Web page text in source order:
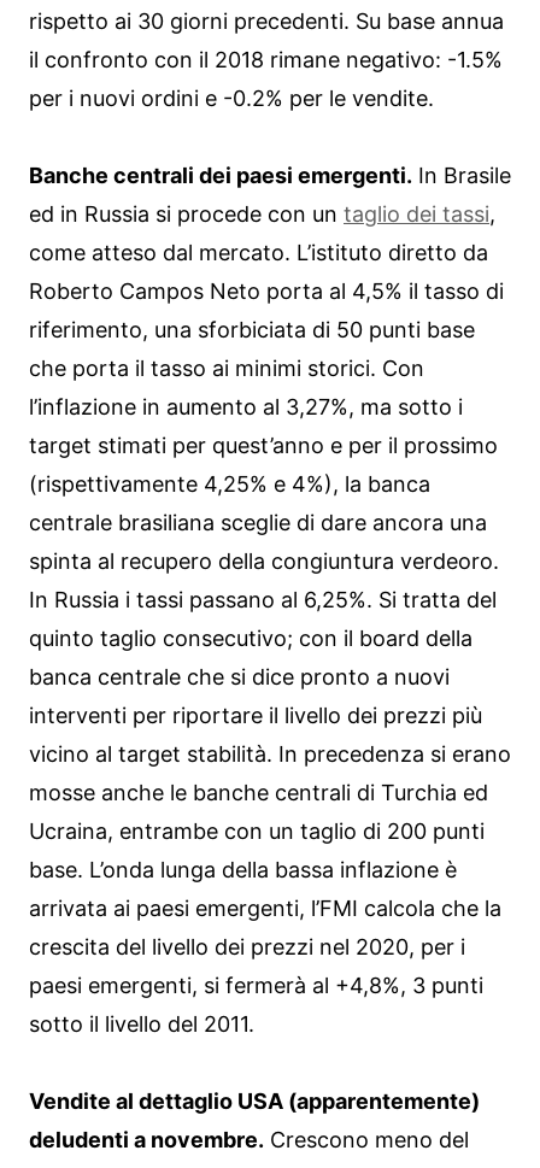
rispetto ai 30 giorni precedenti. Su base annua
il confronto con il 2018 rimane negativo: -1.5%
per i nuovi ordini e -0.2% per le vendite.
Banche centrali dei paesi emergenti. In Brasile
ed in Russia si procede con un taglio dei tassi,
come atteso dal mercato. L’istituto diretto da
Roberto Campos Neto porta al 4,5% il tasso di
riferimento, una sforbiciata di 50 punti base
che porta il tasso ai minimi storici. Con
l’inflazione in aumento al 3,27%, ma sotto i
target stimati per quest’anno e per il prossimo
(rispettivamente 4,25% e 4%), la banca
centrale brasiliana sceglie di dare ancora una
spinta al recupero della congiuntura verdeoro.
In Russia i tassi passano al 6,25%. Si tratta del
quinto taglio consecutivo; con il board della
banca centrale che si dice pronto a nuovi
interventi per riportare il livello dei prezzi più
vicino al target stabilità. In precedenza si erano
mosse anche le banche centrali di Turchia ed
Ucraina, entrambe con un taglio di 200 punti
base. L’onda lunga della bassa inflazione è
arrivata ai paesi emergenti, l’FMI calcola che la
crescita del livello dei prezzi nel 2020, per i
paesi emergenti, si fermerà al +4,8%, 3 punti
sotto il livello del 2011.
Vendite al dettaglio USA (apparentemente)
deludenti a novembre. Crescono meno del